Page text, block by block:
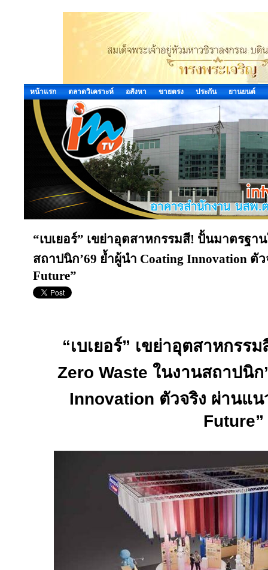
หน้าแรก ตลาดวิเคราะห์ อสังหา ขายตรง ประกัน ยานยนต์
“เบเยอร์” เขย่าอุตสาหกรรมสี! ปั้นมาตรฐา
สถาปนิก’69 ย้ำผู้นำ Coating Innovation ตั
Future”
“เบเยอร์” เขย่าอุตสาหกรร
Zero Waste ในงานสถาปนิก’
Innovation ตัวจริง ผ่านแ
Future”